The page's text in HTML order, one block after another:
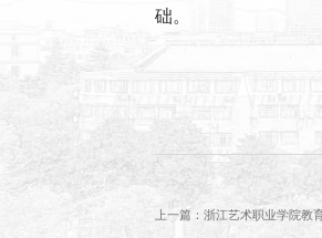
础。
上一篇：浙江艺术职业学院